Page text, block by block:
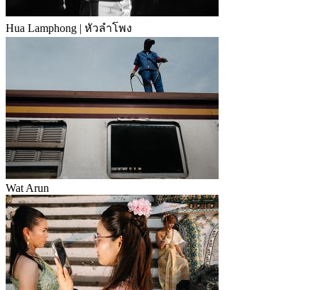
Hua Lamphong | หัวลำโพง
Wat Arun